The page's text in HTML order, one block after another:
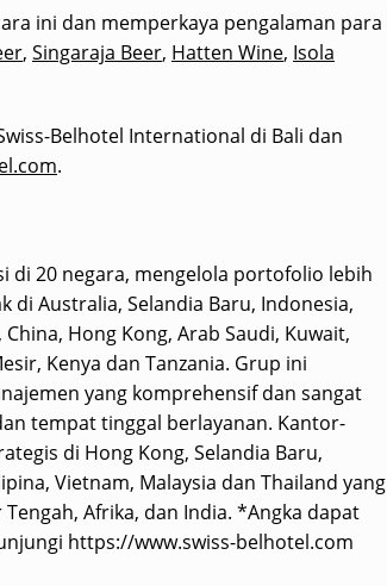
ini dan memperkaya pengalaman para
, Singaraja Beer, Hatten Wine, Isola
Belhotel International di Bali dan
.
di 20 negara, mengelola portofolio lebih
Australia, Selandia Baru, Indonesia,
Hong Kong, Arab Saudi, Kuwait,
Kenya dan Tanzania. Grup ini
yang komprehensif dan sangat
tempat tinggal berlayanan. Kantor-
di Hong Kong, Selandia Baru,
Vietnam, Malaysia dan Thailand yang
Afrika, dan India. *Angka dapat
https://www.swiss-belhotel.com